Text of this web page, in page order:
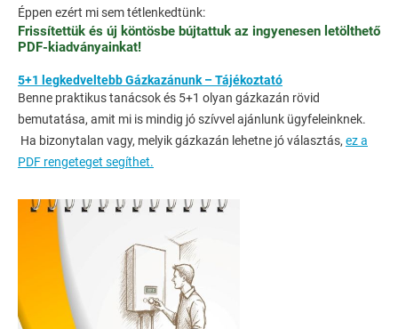
Éppen ezért mi sem tétlenkedtünk:
Frissítettük és új köntösbe bújtattuk az ingyenesen letölthető
PDF-kiadványainkat!
5+1 legkedveltebb Gázkazánunk – Tájékoztató
Benne praktikus tanácsok és 5+1 olyan gázkazán rövid
bemutatása, amit mi is mindig jó szívvel ajánlunk ügyfeleinknek.
Ha bizonytalan vagy, melyik gázkazán lehetne jó választás, ez a
PDF rengeteget segíthet.